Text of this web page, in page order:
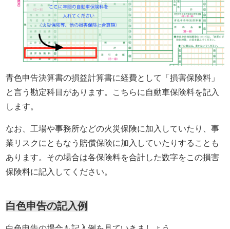
青色申告決算書の損益計算書に経費として「損害保険料」
と言う勘定科目があります。こちらに自動車保険料を記入
します。
なお、工場や事務所などの火災保険に加入していたり、事
業リスクにともなう賠償保険に加入していたりすることも
あります。その場合は各保険料を合計した数字をこの損害
保険料に記入してください。
白色申告の記入例